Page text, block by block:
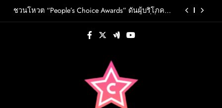
วต์ PRIMA เตรียมปล่อย 4 ก.ย. นี้
ชวนโหวต “People’s Choice Awards” ดันผู้บริโภค
FLO เกิร์ลกรุ๊ป R&B สุดแซ่บแห่งยุค ส่งอัลบั้มชุดที่ 2
THERAPY AT THE CLUB พร้อมปล่อยเอ็มวี “Cry Ugly”
ครอบครัว สร้างความทรงจำดีๆไปกับออนิกซ์ฮอสพิ
รู้จัก ADÉLA ป๊อปสตาร์สาวดาวรุ่งจากสโลวาเกีย กับ
เพลงสุดไวรัล “Ain’t In LA”พร้อมประกาศอัลบั้มเดบิ
วต์ PRIMA เตรียมปล่อย 4 ก.ย. นี้
ชวนโหวต “People’s Choice Awards” ดันผู้บริโภค
ร่วมตัดสินสุดยอดบริษัทอสังหาฯและเอเจนต์ที่ชื่น